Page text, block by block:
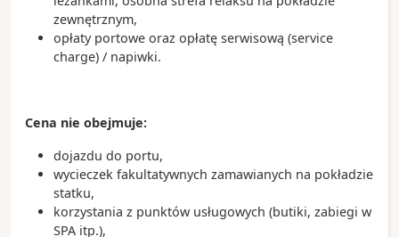
zewnętrznym,
opłaty portowe oraz opłatę serwisową (service
charge) / napiwki.
Cena nie obejmuje:
dojazdu do portu,
wycieczek fakultatywnych zamawianych na pokładzie
statku,
korzystania z punktów usługowych (butiki, zabiegi w
SPA itp.),